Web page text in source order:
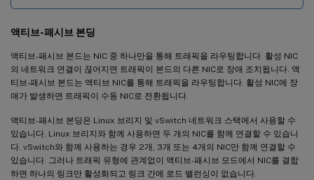
액티브-패시브 본딩
액티브-패시브 본드는 NIC 중 하나만을 통해 트래픽을 라우팅합니다. 활성 NIC
의 네트워크 연결이 끊어지면 트래픽이 본드의 다른 NIC로 장애 조치됩니다. 액
티브-패시브 본드는 액티브 NIC를 통해 트래픽을 라우팅합니다. 활성 NIC에 장
애가 발생하면 트래픽이 수동 NIC로 전환됩니다.
액티브-패시브 본딩은 Linux 브리지 및 vSwitch 네트워크 스택에서 사용할 수
있습니다. Linux 브리지와 함께 사용하면 두 개의 NIC를 함께 연결할 수 있습니
다. vSwitch와 함께 사용하는 경우 2개, 3개 또는 4개의 NIC만 함께 연결할 수
있습니다. 그러나 트래픽 유형에 관계없이 액티브-패시브 모드에서 NIC를 결합
하면 하나의 링크만 활성화되고 링크 간에 로드 밸런싱이 없습니다.